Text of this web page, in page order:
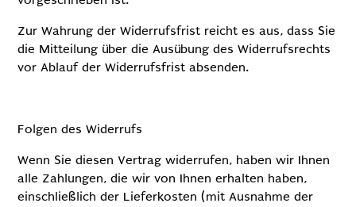
Zur Wahrung der Widerrufsfrist reicht es aus, dass Sie
die Mitteilung über die Ausübung des Widerrufsrechts
vor Ablauf der Widerrufsfrist absenden.
Folgen des Widerrufs
Wenn Sie diesen Vertrag widerrufen, haben wir Ihnen
alle Zahlungen, die wir von Ihnen erhalten haben,
einschließlich der Lieferkosten (mit Ausnahme der